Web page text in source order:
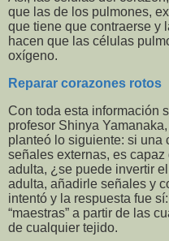
que las de los pulmones,
que tiene que contraerse y
hacen que las células
oxígeno.
Reparar corazones rotos
Con toda esta información
profesor Shinya
planteó lo siguiente: si una
señales externas, es
adulta, ¿se puede invertir
adulta, añadirle señales y
intentó y la respuesta fue
“maestras” a partir de las
de cualquier tejido.